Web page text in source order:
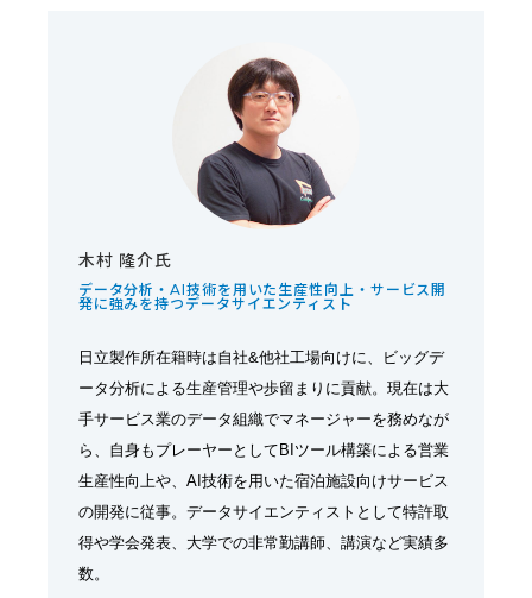
木村 隆介氏
データ分析・AI技術を用いた生産性向上・サービス開
発に強みを持つデータサイエンティスト
日立製作所在籍時は自社&他社工場向けに、ビッグデ
ータ分析による生産管理や歩留まりに貢献。現在は大
手サービス業のデータ組織でマネージャーを務めなが
ら、自身もプレーヤーとしてBIツール構築による営業
生産性向上や、AI技術を用いた宿泊施設向けサービス
の開発に従事。データサイエンティストとして特許取
得や学会発表、大学での非常勤講師、講演など実績多
数。